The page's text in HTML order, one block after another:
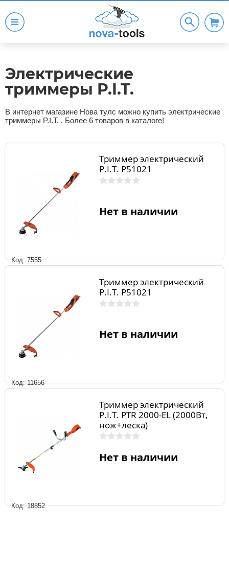
Электрические
триммеры P.I.T.
В интернет магазине Нова тулс можно купить электрические
триммеры P.I.T. . Более 6 товаров в каталоге!
Код: 7555
Триммер электрический
P.I.T. P51021
Нет в наличии
Код: 11656
Триммер электрический
P.I.T. P51021
Нет в наличии
Код: 18852
Триммер электрический
P.I.T. PTR 2000-EL (2000Вт,
нож+леска)
Нет в наличии